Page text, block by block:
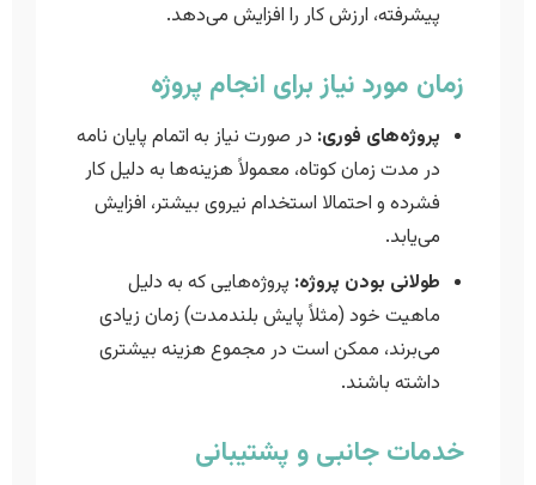
پیشرفته، ارزش کار را افزایش می‌دهد.
زمان مورد نیاز برای انجام پروژه
پروژه‌های فوری: در صورت نیاز به اتمام پایان نامه
در مدت زمان کوتاه، معمولاً هزینه‌ها به دلیل کار
فشرده و احتمالا استخدام نیروی بیشتر، افزایش
می‌یابد.
طولانی بودن پروژه: پروژه‌هایی که به دلیل
ماهیت خود (مثلاً پایش بلندمدت) زمان زیادی
می‌برند، ممکن است در مجموع هزینه بیشتری
داشته باشند.
خدمات جانبی و پشتیبانی